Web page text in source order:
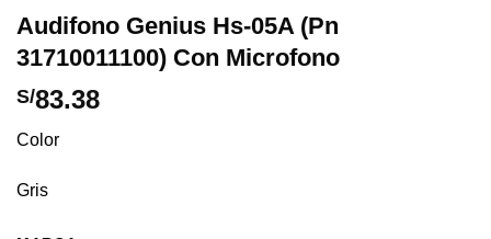
Audifono Genius Hs-05A (Pn
31710011100) Con Microfono
S/83.38
Color
Gris